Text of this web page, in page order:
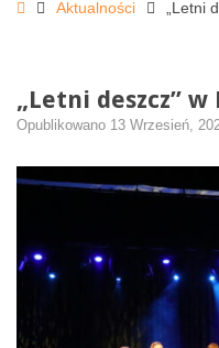
HomeAktualności „Letni
„Letni deszcz” w
Opublikowano 13 Wrzesień,